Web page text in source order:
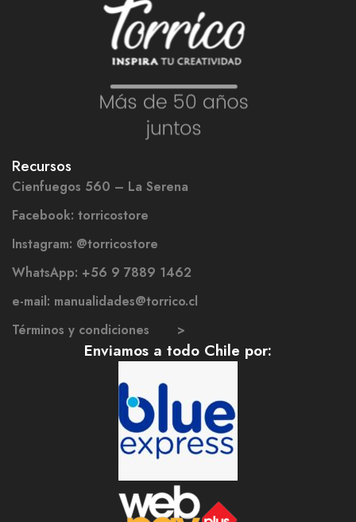
Recursos
Cienfuegos 560 – La Serena
Facebook: torricostore
Instagram: @torricostore
WhatsApp: +56 9 7889 1462
e-mail: manualidades@torrico.cl
Términos y condiciones >
Enviamos a todo Chile por: